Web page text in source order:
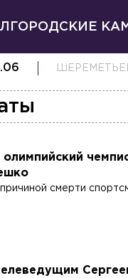
ГОРОДСКИЕ
смерти